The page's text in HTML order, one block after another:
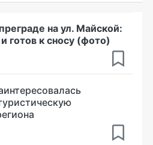
на ул. Майской:
готов к сносу (фото)